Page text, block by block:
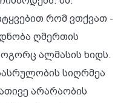
რომ ვთქვათ -
ღმერთის
ალმასის ხიდს.
სიღრმეა
არარაობის